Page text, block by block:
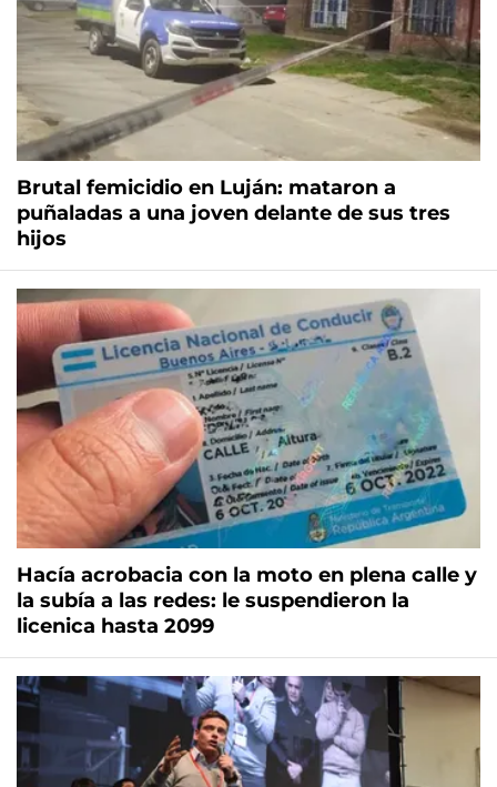
Brutal femicidio en Luján: mataron a
puñaladas a una joven delante de sus tres
hijos
Hacía acrobacia con la moto en plena calle y
la subía a las redes: le suspendieron la
licenica hasta 2099